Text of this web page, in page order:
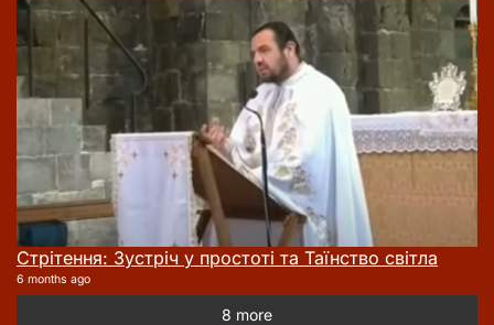
Стрітення: Зустріч у простоті та Таїнство світла
6 months ago
8 more